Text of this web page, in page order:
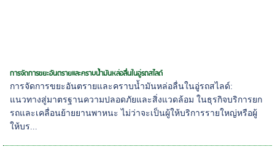
การจัดการขยะอันตรายและคราบน้ำมันหล่อลื่นในอู่รถสไลด์
การจัดการขยะอันตรายและคราบน้ำมันหล่อลื่นในอู่รถสไลด์:
แนวทางสู่มาตรฐานความปลอดภัยและสิ่งแวดล้อม ในธุรกิจบริการยก
รถและเคลื่อนย้ายยานพาหนะ ไม่ว่าจะเป็นผู้ให้บริการรายใหญ่หรือผู้
ให้บร...